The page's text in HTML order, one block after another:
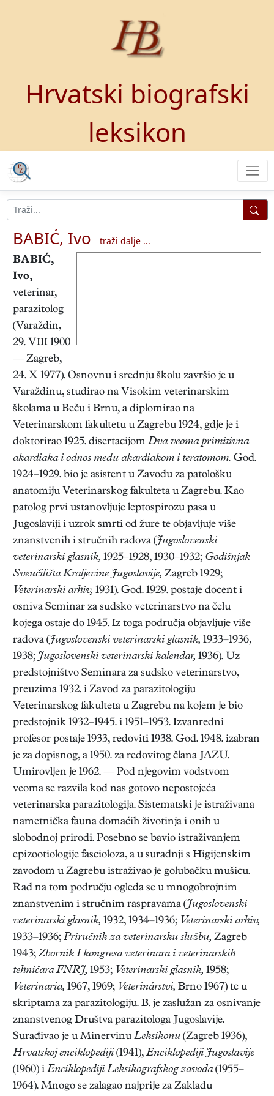
Hrvatski biografski
leksikon
BABIĆ, Ivo
traži dalje ...
BABIĆ,
Ivo,
veterinar,
parazitolog
(Varaždin,
29. VIII 1900
— Zagreb,
24. X 1977). Osnovnu i srednju školu završio je u
Varaždinu, studirao na Visokim veterinarskim
školama u Beču i Brnu, a diplomirao na
Veterinarskom fakultetu u Zagrebu 1924, gdje je i
doktorirao 1925. disertacijom Dva veoma primitivna
akardiaka i odnos među akardiakom i teratomom. God.
1924–1929. bio je asistent u Zavodu za patološku
anatomiju Veterinarskog fakulteta u Zagrebu. Kao
patolog prvi ustanovljuje leptospirozu pasa u
Jugoslaviji i uzrok smrti od žure te objavljuje više
znanstvenih i stručnih radova (Jugoslovenski
veterinarski glasnik, 1925–1928, 1930–1932; Godišnjak
Sveučilišta Kraljevine Jugoslavije, Zagreb 1929;
Veterinarski arhiv, 1931). God. 1929. postaje docent i
osniva Seminar za sudsko veterinarstvo na čelu
kojega ostaje do 1945. Iz toga područja objavljuje više
radova (Jugoslovenski veterinarski glasnik, 1933–1936,
1938; Jugoslovenski veterinarski kalendar, 1936). Uz
predstojništvo Seminara za sudsko veterinarstvo,
preuzima 1932. i Zavod za parazitologiju
Veterinarskog fakulteta u Zagrebu na kojem je bio
predstojnik 1932–1945. i 1951–1953. Izvanredni
profesor postaje 1933, redoviti 1938. God. 1948. izabran
je za dopisnog, a 1950. za redovitog člana JAZU.
Umirovljen je 1962. — Pod njegovim vodstvom
veoma se razvila kod nas gotovo nepostojeća
veterinarska parazitologija. Sistematski je istraživana
nametnička fauna domaćih životinja i onih u
slobodnoj prirodi. Posebno se bavio istraživanjem
epizootiologije fascioloza, a u suradnji s Higijenskim
zavodom u Zagrebu istraživao je golubačku mušicu.
Rad na tom području ogleda se u mnogobrojnim
znanstvenim i stručnim raspravama (Jugoslovenski
veterinarski glasnik, 1932, 1934–1936; Veterinarski arhiv,
1933–1936; Priručnik za veterinarsku službu, Zagreb
1943; Zbornik I kongresa veterinara i veterinarskih
tehničara FNRJ, 1953; Veterinarski glasnik, 1958;
Veterinaria, 1967, 1969; Veterinárstvi, Brno 1967) te u
skriptama za parazitologiju. B. je zaslužan za osnivanje
znanstvenog Društva parazitologa Jugoslavije.
Surađivao je u Minervinu Leksikonu (Zagreb 1936),
Hrvatskoj enciklopediji (1941), Enciklopediji Jugoslavije
(1960) i Enciklopediji Leksikografskog zavoda(1955–
1964). Mnogo se zalagao najprije za Zakladu